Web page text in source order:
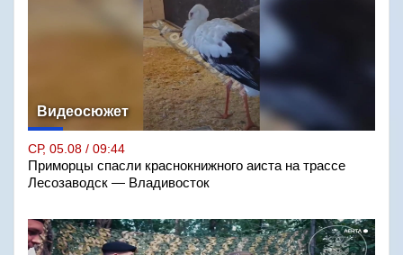
Видеосюжет
СР, 05.08 / 09:44
Приморцы спасли краснокнижного аиста на трассе
Лесозаводск — Владивосток